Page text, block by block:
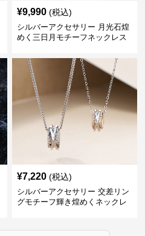
¥9,990 (税込)
シルバーアクセサリー 月光石煌
めく三日月モチーフネックレス
¥7,220 (税込)
シルバーアクセサリー 交差リン
グモチーフ輝き煌めくネックレ